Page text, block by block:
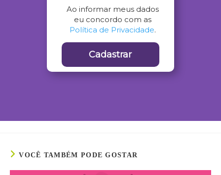
Ao informar meus dados
eu concordo com as
Política de Privacidade.
Cadastrar
VOCÊ TAMBÉM PODE GOSTAR